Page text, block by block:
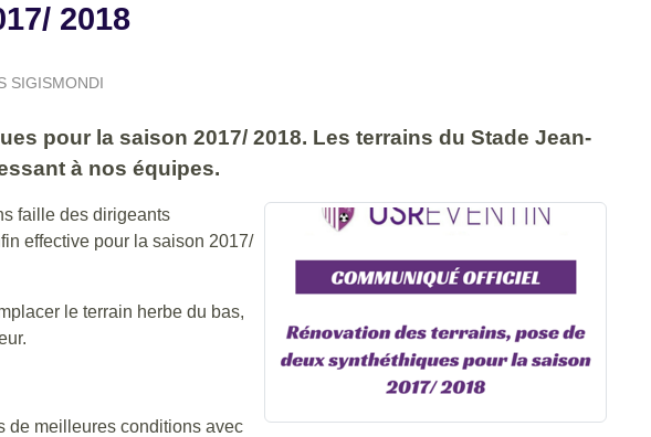
2018
SIGISMONDI
pour la saison 2017/ 2018. Les terrains du Stade Jean-
à nos équipes.
faille des dirigeants
effective pour la saison 2017/
le terrain herbe du bas,
de meilleures conditions avec